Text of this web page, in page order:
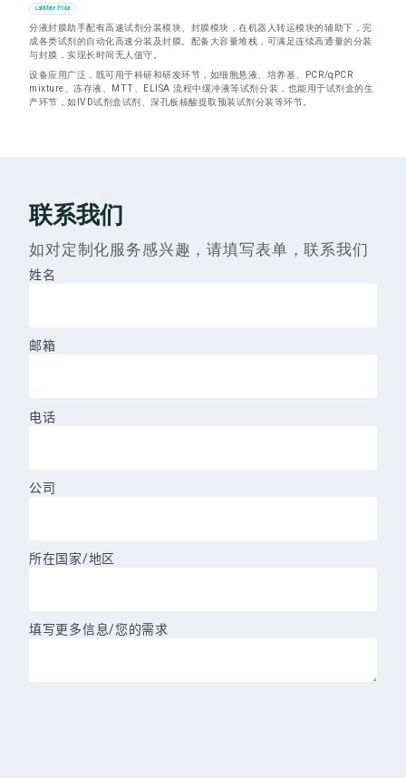
LabMate Polar
分液封膜助手配有高速试剂分装模块、封膜模块，在机器人转运模块的辅助下，完
成各类试剂的自动化高速分装及封膜。配备大容量堆栈，可满足连续高通量的分装
与封膜，实现长时间无人值守。
设备应用广泛，既可用于科研和研发环节，如细胞悬液、培养基、PCR/qPCR
mixture、冻存液、MTT、ELISA 流程中缓冲液等试剂分装，也能用于试剂盒的生
产环节，如IVD试剂盒试剂、深孔板核酸提取预装试剂分装等环节。
联系我们
如对定制化服务感兴趣，请填写表单，联系我们
姓名
邮箱
电话
公司
所在国家/地区
填写更多信息/您的需求